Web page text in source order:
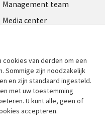
Management team
Media center
Support
Legal
Disclaimer
van derden om een
Sommige zijn noodzakelijk
en zijn standaard ingesteld.
met uw toestemming
U kunt alle, geen of
accepteren.